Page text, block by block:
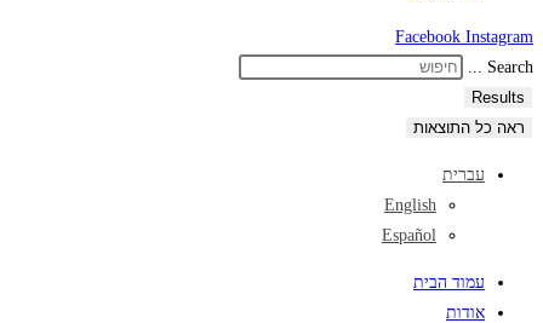
Facebook Instagram
Search ...
Results
ראה כל התוצאות
עברית
English
Español
עמוד הבית
אודות